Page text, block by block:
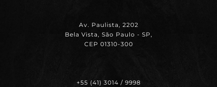
Av. Paulista, 2202
Bela Vista, São Paulo - SP,
CEP 01310-300
+55 (41) 3014 / 9998